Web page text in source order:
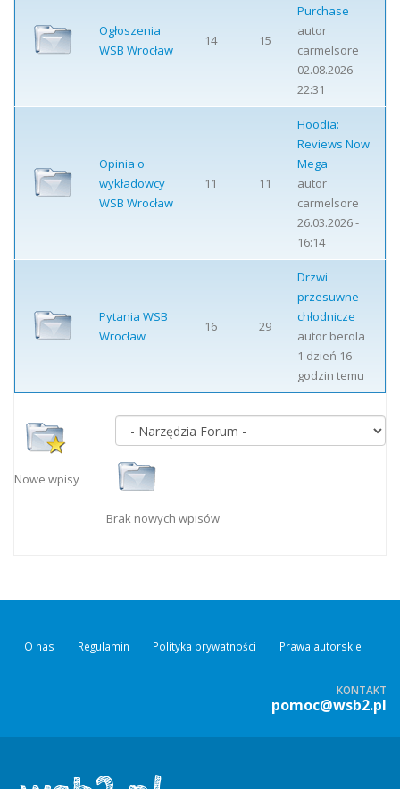
Ogłoszenia
WSB Wrocław
14 15
Purchase
autor
carmelsore
02.08.2026 -
22:31
Opinia o
wykładowcy
WSB Wrocław
11 11
Hoodia:
Reviews Now
Mega
autor
carmelsore
26.03.2026 -
16:14
Pytania WSB
Wrocław
16 29
Drzwi
przesuwne
chłodnicze
autor berola
1 dzień 16
godzin temu
Nowe wpisy
Brak nowych wpisów
O nas Regulamin Polityka prywatności Prawa autorskie
KONTAKT
pomoc@wsb2.pl